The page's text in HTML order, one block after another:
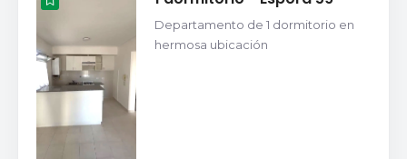
Departamento de 1 dormitorio en
hermosa ubicación